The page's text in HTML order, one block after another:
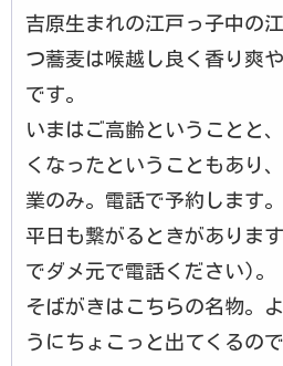
吉原生まれの江戸っ子中の
つ蕎麦は喉越し良く香り爽
です。
いまはご高齢ということと
くなったということもあり
業のみ。電話で予約します
平日も繋がるときがありま
でダメ元で電話ください)。
そばがきはこちらの名物。
うにちょこっと出てくるの